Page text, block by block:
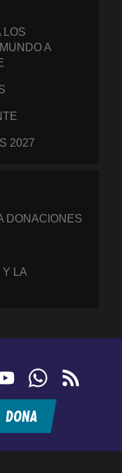
LOS
A
2027
DONACIONES
Y LA
YouTubeWhatsApp
feed
DONA